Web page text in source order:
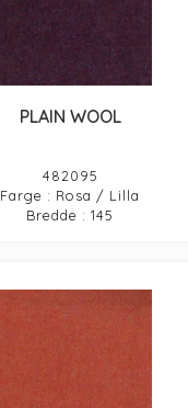
PLAIN WOOL
482095
Farge : Rosa / Lilla
Bredde : 145